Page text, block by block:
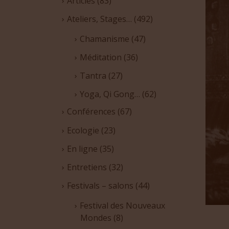
Ateliers, Stages… (492)
Chamanisme (47)
Méditation (36)
Tantra (27)
Yoga, Qi Gong… (62)
Conférences (67)
Ecologie (23)
En ligne (35)
Entretiens (32)
Festivals – salons (44)
Festival des Nouveaux
Mondes (8)